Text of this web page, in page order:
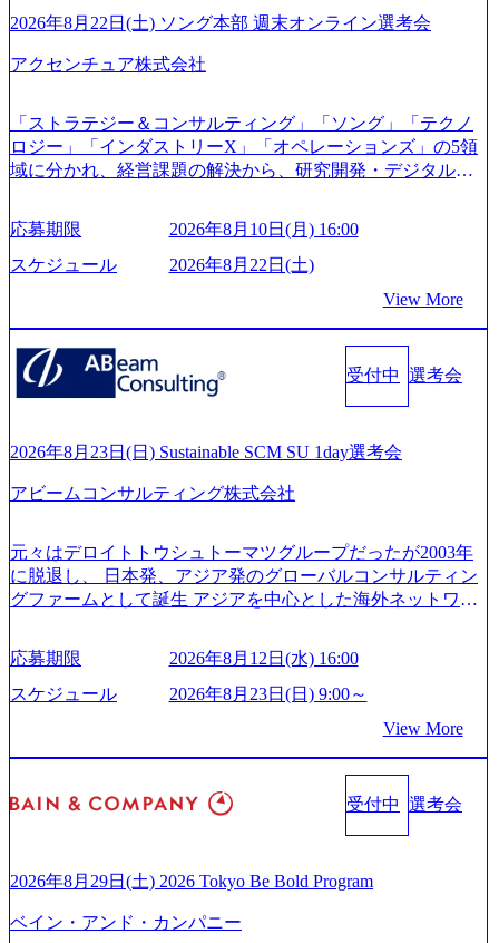
「外国人留学生等受入環境整備事業委託業務」を受託 (http
s://prtimes.jp/main/html/rd/p/000000612.000010591.html) レバレ
ジーズ、モチベーション管理システム「NALYSYS」リリー
m/@leveragesCh) レバレジーズで活躍するメンバー紹介！〜
管理職種編 〜 (https://www.youtube.com/watch?v=RETwZKac2
UI) レバレジーズで活躍するメンバー紹介！〜 営業職種編
来黒字を維持し、急成長中でありながら安定した事業を展
円を目指す日本にもなかなかないメガベンチャー。創業か
ら黒字経営。年間130%成長 https://storage.googleapis.com/our-
527843-d227-4df8-b86c-5587f843fdf6_1200x471.webp https://stor
age.googleapis.com/our-vision-production.appspot.com/public/imag
es/20251030164946_dc0888f6-0539-4887-84d7-34c8d8544226_1
200x666.webp 年間100億円規模の投資の元、10以上もの新規
能 社内転職が活発であり、多様なスキルを1社で身に着ける
ことが可能 事業開発・運用を内包かする「オールインハウ
ス」型の組織体。社内スカウトや社内公募制度を用いて主
165942_70f09968-1b27-43e6-b849-1cd107c4f488_1200x698.web
p ## 働き方／WLB／待遇 内装8億円超のかっこいいオフィ
スがあり、 働き甲斐のあるランキング、新卒注目ランキン
ため事業創造の自由度が高く、赤字事業でも投資して長期
的な成長を若手に任せられる環境 対面でのコミュニケーシ
ョンメリットを重視するため出社勤務。1日の労働時間平均
ア組織） 2026年8月22日(土) 10:00～最長16:00 2026年8月10
日(月) 16:00 ※応募者が定員を上回る場合は、厳正なる審査
の上参加者を決定させていただきます。ご了承ください。
● 当日の流れ 受付 → 会社説明会 → 面接(会社説明会終了
後、随時ご案内) ※全てリモートにて実施します。 ※参加
通常の選考フローと異なり、事前に適性検査をご受検いた
ションサーチになります。 ご経験やスキル、そして適性や
2026年8月22日(土) ソング本部 週末オンライン選考会
アクセンチュア株式会社
「ストラテジー＆コンサルティング」「ソング」「テクノ
ロジー」「インダストリーX」「オペレーションズ」の5領
域に分かれ、経営課題の解決から、研究開発・デジタル・
グ領域からその実行的側面であるITサービスの提供まで一
貫して支援する総合系・IT系ファームである あらゆる産業
において非常に良質な顧客基盤を築いており、Fortune Globa
手掛けたプロジェクトは「ファーストリテイリングにおけ
るグローバル化」「資生堂グループのDX化支援」「ヴィヴ
ィアン・ウエストウッドの製品開発」など多岐にわたる コ
ンサルティング活動のみならず、2021年にはKDDIと合弁会
社「ARISE analytics」を設立し、人工知能とデータアナリテ
ジタル人材育成の支援も盛んに行う 採用資料 (https://www.ac
2/Accenture-Recruiting-Brochure.pdf#zoom=50) 女性の活躍につ
rs/corporate/document/women-brochure.pdf#zoom=50) 社員発信
のキャリアブログ (https://www.accenture.com/jp-ja/blogs/japan-
careers-blog) 江川社長が語る「105点経営」 (https://business.ni
kkei.com/atcl/gen/19/00604/021600008/) 規模拡大で成功する理
6218) 大手広告代理店出身者などマーケティングのトップ人
材が集結するワケ (https://markezine.jp/article/detail/45446) エン
ジニアからコンサルタントへ。会社に入って、何が変わっ
た？ (https://www.businessinsider.jp/post-288838) プラダ：ラグ
nture.com/jp-ja/case-studies/song/prada-luxury-product-customizati
on) 大正製薬：ITカーブアウト支援 (https://www.accenture.co
m/jp-ja/case-studies/consulting/taisho-pharmaceutical)（ストラテ
ジー & コンサルティング） ソフトバンク：初のオンライン
s://www.accenture.com/jp-ja/case-studies/communications-media/so
する「保安ネット」を構築。省庁DXの先進事例を実現 (http
応募期限
2026年8月10日(月) 16:00
スケジュール
2026年8月22日(土)
View More
受付中 選考会
2026年8月23日(日) Sustainable SCM SU 1day選考会
アビームコンサルティング株式会社
元々はデロイトトウシュトーマツグループだったが2003年
に脱退し、 日本発、アジア発のグローバルコンサルティン
グファームとして誕生 アジアを中心とした海外ネットワー
供している日系最大級の総合コンサルティングファーム
『Build Beyond As One ®.』をブランドメッセージに掲げ、
企業や組織の変革を通じて社会や産業の課題を解決し、未
確実な実現と社会的価値及び経済的価値の追求にも貢献 NE
Cとの戦略的資本提携も実現して、現在はNECのグループ会
シングなどの専門知識と、豊富な経験を持つ約6,000名を超
えるプロフェッショナルを有する 金融、製造、流通、エネ
トとしている SAP領域においては日本市場No.1を誇り、全
定コンサルタント資格を取得している また、日本国内企業
応募期限
2026年8月12日(水) 16:00
スケジュール
2026年8月23日(日) 9:00～
View More
受付中 選考会
2026年8月29日(土) 2026 Tokyo Be Bold Program
ベイン・アンド・カンパニー